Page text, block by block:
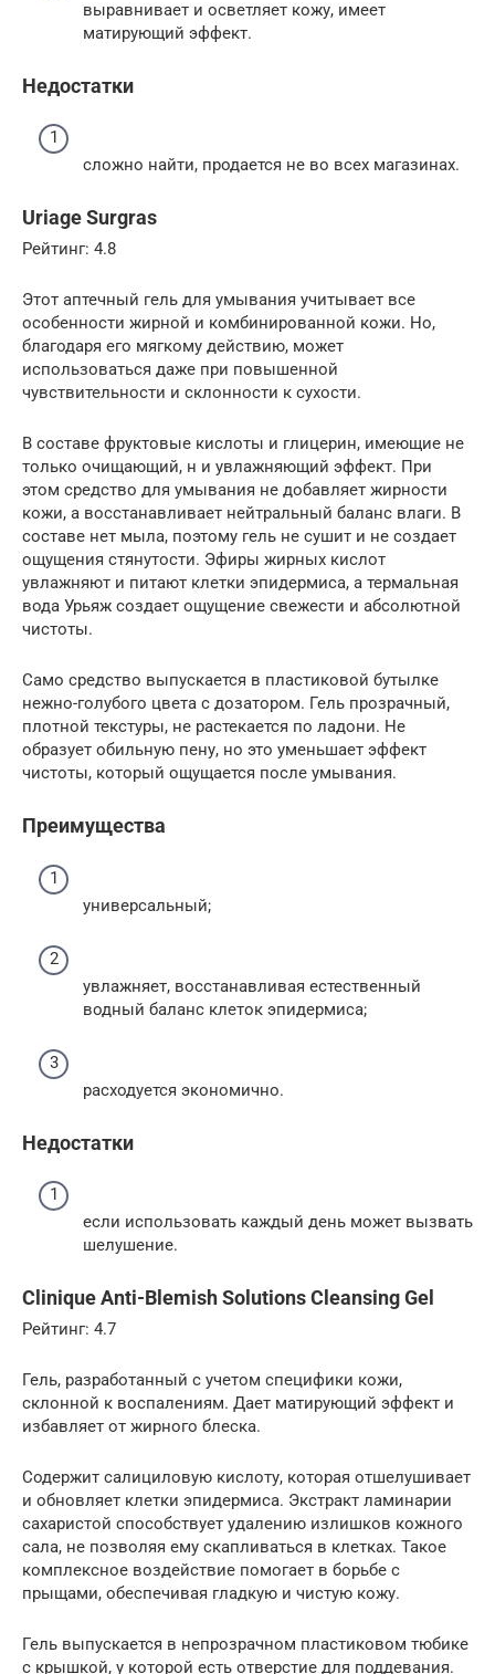
выравнивает и осветляет кожу, имеет
матирующий эффект.
Недостатки
сложно найти, продается не во всех магазинах.
Uriage Surgras
Рейтинг: 4.8
Этот аптечный гель для умывания учитывает все
особенности жирной и комбинированной кожи. Но,
благодаря его мягкому действию, может
использоваться даже при повышенной
чувствительности и склонности к сухости.
В составе фруктовые кислоты и глицерин, имеющие не
только очищающий, н и увлажняющий эффект. При
этом средство для умывания не добавляет жирности
кожи, а восстанавливает нейтральный баланс влаги. В
составе нет мыла, поэтому гель не сушит и не создает
ощущения стянутости. Эфиры жирных кислот
увлажняют и питают клетки эпидермиса, а термальная
вода Урьяж создает ощущение свежести и абсолютной
чистоты.
Само средство выпускается в пластиковой бутылке
нежно-голубого цвета с дозатором. Гель прозрачный,
плотной текстуры, не растекается по ладони. Не
образует обильную пену, но это уменьшает эффект
чистоты, который ощущается после умывания.
Преимущества
универсальный;
увлажняет, восстанавливая естественный
водный баланс клеток эпидермиса;
расходуется экономично.
Недостатки
если использовать каждый день может вызвать
шелушение.
Clinique Anti-Blemish Solutions Cleansing Gel
Рейтинг: 4.7
Гель, разработанный с учетом специфики кожи,
склонной к воспалениям. Дает матирующий эффект и
избавляет от жирного блеска.
Содержит салициловую кислоту, которая отшелушивает
и обновляет клетки эпидермиса. Экстракт ламинарии
сахаристой способствует удалению излишков кожного
сала, не позволяя ему скапливаться в клетках. Такое
комплексное воздействие помогает в борьбе с
прыщами, обеспечивая гладкую и чистую кожу.
Гель выпускается в непрозрачном пластиковом тюбике
с крышкой, у которой есть отверстие для поддевания.